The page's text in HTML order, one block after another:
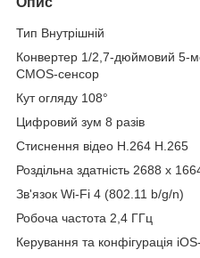
Тип Внутрішній
Конвертер 1/2,7-дюймовий 5-
CMOS-сенсор
Кут огляду 108°
Цифровий зум 8 разів
Стиснення відео H.264 H.265
Роздільна здатність 2688 x
Зв'язок Wi-Fi 4 (802.11 b/g/n)
Робоча частота 2,4 ГГц
Керування та конфігурація